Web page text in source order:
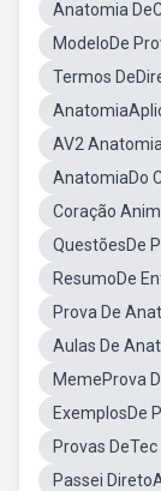
Anatomia
ModeloDe
Termos
AV2
AnatomiaDo
Coração
QuestõesDe
ResumoDe
Prova De
Aulas De
MemeProva
ExemplosDe
Provas
Passei